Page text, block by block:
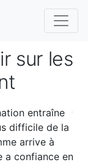
sur les
entraîne
difficile de la
arrive à
a confiance en